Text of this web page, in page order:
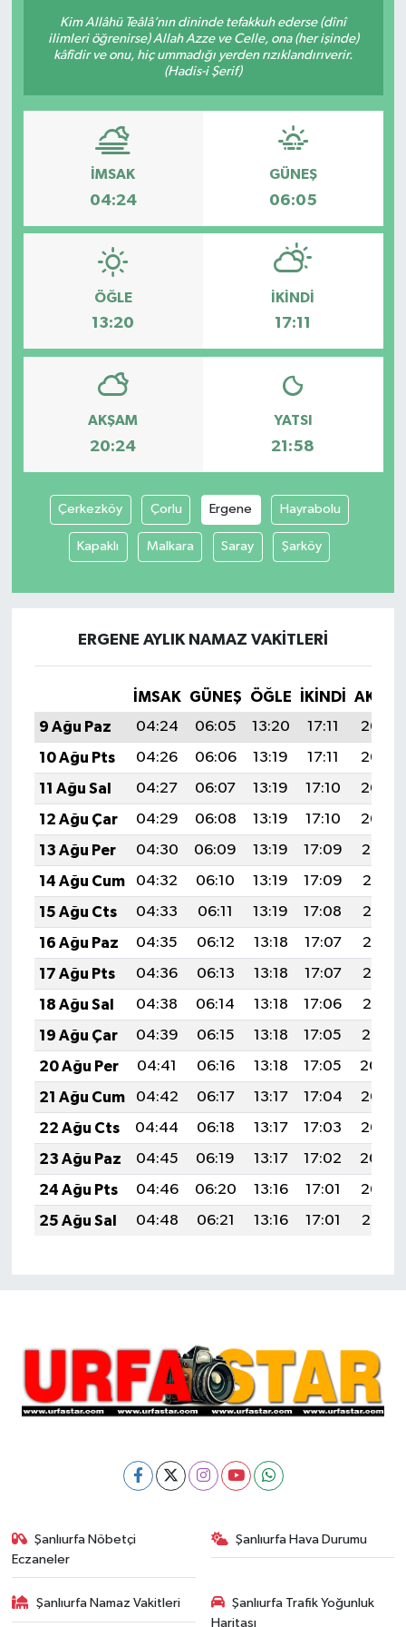
Kim Allâhü Teâlâ’nın dininde tefakkuh ederse (dînî
ilimleri öğrenirse) Allah Azze ve Celle, ona (her işinde)
kâfîdir ve onu, hiç ummadığı yerden rızıklandırıverir.
(Hadis-i Şerif)
İMSAK
04:24
GÜNEŞ
06:05
ÖĞLE
13:20
İKINDI
17:11
AKŞAM
20:24
YATSI
21:58
Çerkezköy Çorlu Ergene Hayrabolu
Kapaklı Malkara Saray Şarköy
ERGENE AYLIK NAMAZ VAKITLERI
İMSAK GÜNEŞ ÖĞLE İKINDI
9 Ağu Paz
04:24 06:05 13:20 17:11
20:24
10 Ağu Pts
04:26 06:06 13:19 17:11
20:23
11 Ağu Sal
04:27 06:07 13:19 17:10
20:22
12 Ağu Çar
04:29 06:08 13:19 17:10
20:20
13 Ağu Per
04:30 06:09 13:19 17:09
20:19
14 Ağu Cum
04:32 06:10 13:19 17:09
20:18
15 Ağu Cts
04:33 06:11 13:19 17:08
20:16
16 Ağu Paz
04:35 06:12 13:18 17:07
20:15
17 Ağu Pts
04:36 06:13 13:18 17:07
20:13
18 Ağu Sal
04:38 06:14 13:18 17:06
20:12
19 Ağu Çar
04:39 06:15 13:18 17:05
20:10
20 Ağu Per
04:41 06:16 13:18 17:05
20:09
21 Ağu Cum
04:42 06:17 13:17 17:04
20:07
22 Ağu Cts
04:44 06:18 13:17 17:03
20:06
23 Ağu Paz
04:45 06:19 13:17 17:02
20:04
24 Ağu Pts
04:46 06:20 13:16 17:01
20:03
25 Ağu Sal
04:48 06:21 13:16 17:01 20:01
Şanlıurfa Nöbetçi
Eczaneler
Şanlıurfa Hava Durumu
Şanlıurfa Namaz Vakitleri
Şanlıurfa Trafik Yoğunluk
Haritası